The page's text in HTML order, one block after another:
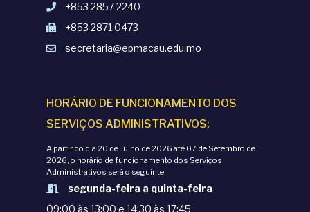
+853 2857 2240
+853 2871 0473
secretaria@epmacau.edu.mo
HORÁRIO DE FUNCIONAMENTO DOS
SERVIÇOS ADMINISTRATIVOS:
A partir do dia 20 de Julho de 2026 até 07 de Setembro de
2026, o horário de funcionamento dos Serviços
Administrativos será o seguinte:
segunda-feira a quinta-feira
09:00 às 13:00 e 14:30 às 17:45